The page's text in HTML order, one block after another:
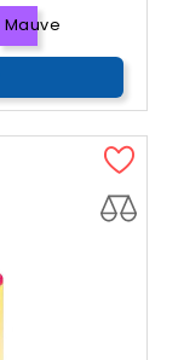
Mauve